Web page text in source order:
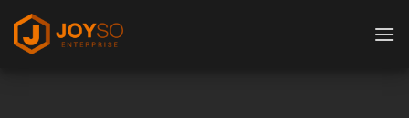
Skip
content